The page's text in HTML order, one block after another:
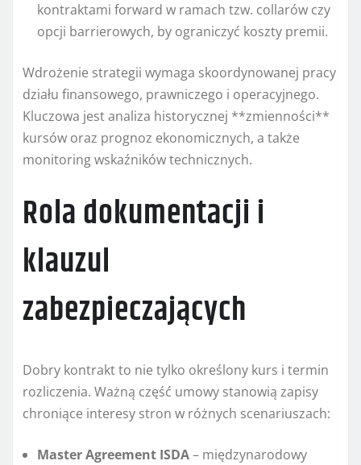
kontraktami forward w ramach tzw. collarów czy
opcji barrierowych, by ograniczyć koszty premii.
Wdrożenie strategii wymaga skoordynowanej pracy
działu finansowego, prawniczego i operacyjnego.
Kluczowa jest analiza historycznej **zmienności**
kursów oraz prognoz ekonomicznych, a także
monitoring wskaźników technicznych.
Rola dokumentacji i
klauzul
zabezpieczających
Dobry kontrakt to nie tylko określony kurs i termin
rozliczenia. Ważną część umowy stanowią zapisy
chroniące interesy stron w różnych scenariuszach:
Master Agreement ISDA– międzynarodowy